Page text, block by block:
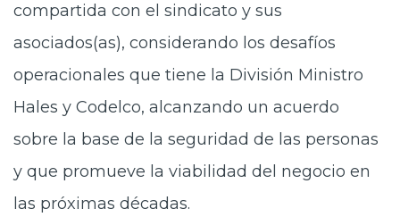
compartida con el sindicato y sus
asociados(as), considerando los desafíos
operacionales que tiene la División Ministro
Hales y Codelco, alcanzando un acuerdo
sobre la base de la seguridad de las personas
y que promueve la viabilidad del negocio en
las próximas décadas.